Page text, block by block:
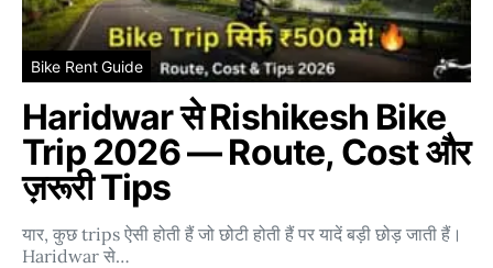
Bike Rent Guide
Haridwar से Rishikesh Bike
Trip 2026 — Route, Cost और
ज़रूरी Tips
यार, कुछ trips ऐसी होती हैं जो छोटी होती हैं पर यादें बड़ी छोड़ जाती हैं।
Haridwar से…